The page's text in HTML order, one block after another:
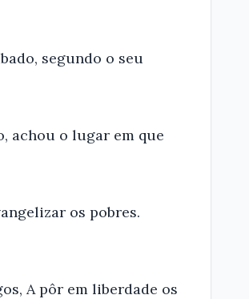
segundo o seu
achou o lugar em que
os pobres.
A pôr em liberdade os